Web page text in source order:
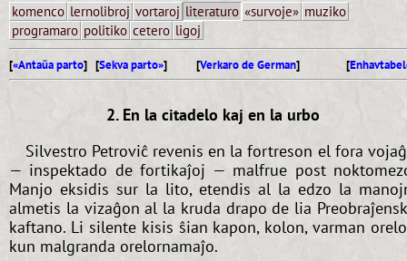
komenco lernolibroj vortaroj literaturo «survoje» muziko
programaro politiko cetero ligoj
[«Antaŭa parto] [Sekva parto»] [Verkaro de German] [
2. En la citadelo kaj en la urbo
Silvestro Petroviĉ revenis en la fortreson el fora
— inspektado de fortikaĵoj — malfrue post
Manjo eksidis sur la lito, etendis al la edzo la
almetis la vizaĝon al la kruda drapo de lia
kaftano. Li silente kisis ŝian kapon, kolon, varman
kun malgranda orelornamaĵo.